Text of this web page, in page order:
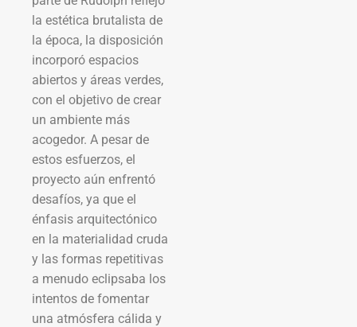
la estética brutalista de
la época, la disposición
incorporó espacios
abiertos y áreas verdes,
con el objetivo de crear
un ambiente más
acogedor. A pesar de
estos esfuerzos, el
proyecto aún enfrentó
desafíos, ya que el
énfasis arquitectónico
en la materialidad cruda
y las formas repetitivas
a menudo eclipsaba los
intentos de fomentar
una atmósfera cálida y